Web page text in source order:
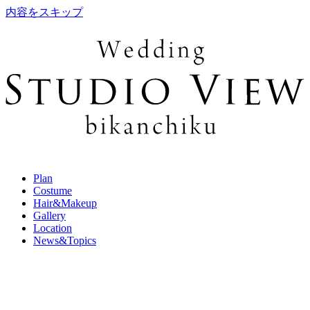
内容をスキップ
Plan
Costume
Hair&Makeup
Gallery
Location
News&Topics